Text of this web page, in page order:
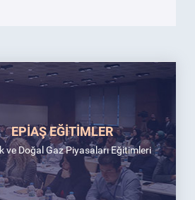
EPİAŞ EĞİTİMLER
ve Doğal Gaz Piyasaları Eğitimleri